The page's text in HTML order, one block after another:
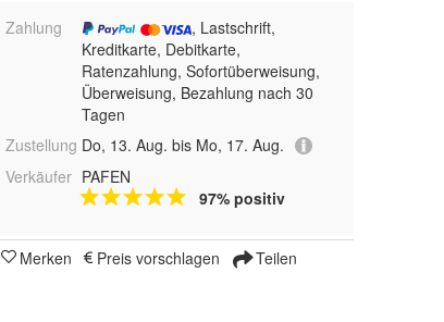
Zahlung
, Lastschrift,
Kreditkarte, Debitkarte,
Ratenzahlung, Sofortüberweisung,
Überweisung, Bezahlung nach 30
Tagen
Zustellung Do, 13. Aug. bis Mo, 17. Aug.
Verkäufer PAFEN
97% positiv
Merken Preis vorschlagen Teilen